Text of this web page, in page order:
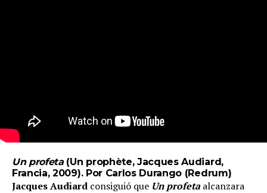
Un profeta(Un prophète, Jacques Audiard,
Francia, 2009). Por Carlos Durango (Redrum)
Jacques Audiard consiguió que Un profeta alcanzara